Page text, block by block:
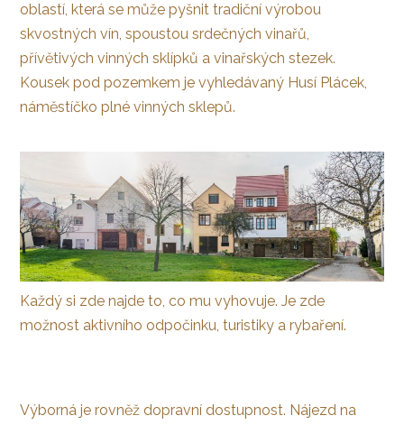
oblastí, která se může pyšnit tradiční výrobou
skvostných vín, spoustou srdečných vinařů,
přívětivých vinných sklípků a vinařských stezek.
Kousek pod pozemkem je vyhledávaný Husí Plácek,
náměstíčko plné vinných sklepů.
Každý si zde najde to, co mu vyhovuje. Je zde
možnost aktivního odpočinku, turistiky a rybaření.
Výborná je rovněž dopravní dostupnost. Nájezd na